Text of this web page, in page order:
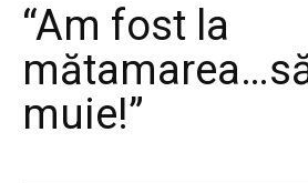
“Am fost la
muie!”